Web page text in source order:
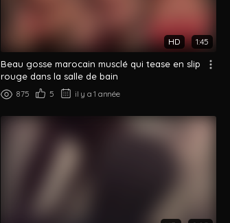
HD 1:45
Beau gosse marocain musclé qui tease en slip
rouge dans la salle de bain
875 5 il y a 1 année